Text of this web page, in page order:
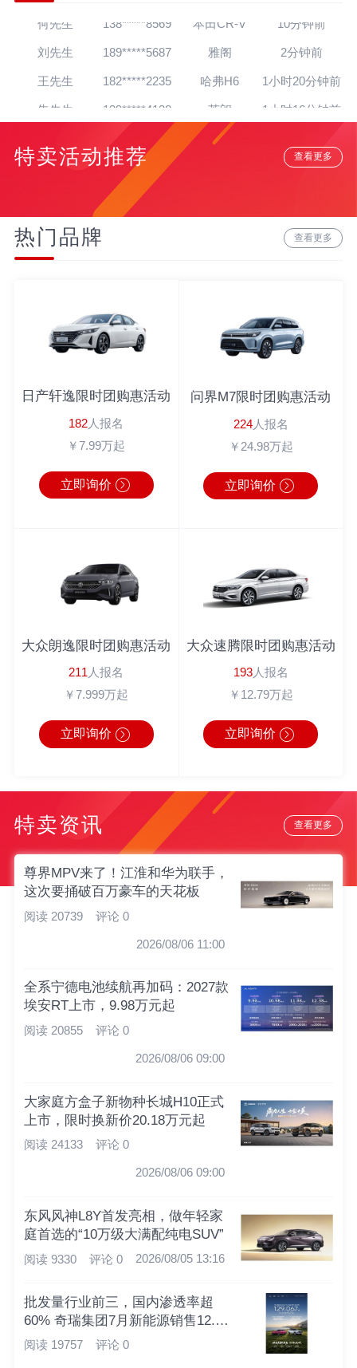
何先生 138*****8569 本田CR-V 10分钟前
刘先生 189*****5687 雅阁 2分钟前
王先生 182*****2235 哈弗H6 1小时20分钟前
朱先生 139*****4138 英朗 1小时16分钟前
181*****5020 朗逸
孙先生 139*****4318 12分钟前
180*****3064
贾先生 152*****8888 宝马Z4 20分钟前
高先生 15分钟前
马女士 183*****9462 广汽本田 1秒前
周先生 138*****0104 丰田C-HR 10分钟前
李先生 186*****6222 宝马4系 1分钟前
特卖活动推荐 查看更多
热门品牌 查看更多
日产轩逸限时团购惠活动
182人报名
￥7.99万起
立即询价
问界M7限时团购惠活动
224人报名
￥24.98万起
立即询价
大众朗逸限时团购惠活动
211人报名
￥7.999万起
立即询价
大众速腾限时团购惠活动
193人报名
￥12.79万起
立即询价
特卖资讯 查看更多
尊界MPV来了！江淮和华为联手，
这次要捅破百万豪车的天花板
阅读 20739 评论 0
2026/08/06 11:00
全系宁德电池续航再加码：2027款
埃安RT上市，9.98万元起
阅读 20855 评论 0
2026/08/06 09:00
大家庭方盒子新物种长城H10正式
上市，限时换新价20.18万元起
阅读 24133 评论 0
2026/08/06 09:00
东风风神L8Y首发亮相，做年轻家
庭首选的“10万级大满配纯电SUV”
阅读 9330 评论 0 2026/08/05 13:16
批发量行业前三，国内渗透率超
60% 奇瑞集团7月新能源销售12.9
万辆
阅读 19757 评论 0